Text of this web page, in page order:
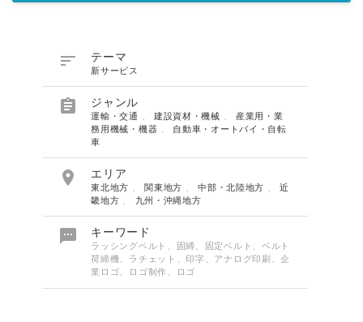
 テーマ
新サービス
 ジャンル
運輸・交通 建設資材・機械
産業用・業
務用機械・機器
自動車・オートバイ・自転
車
 エリア
東北地方 、関東地方 、中部・北陸地方 、近
畿地方
九州・沖縄地方
 キーワード
ラッシングベルト、固縛、固定ベルト、ベルト
荷締機、ラチェット、印字、アナログ印刷、企
業ロゴ、ロゴ制作、ロゴ